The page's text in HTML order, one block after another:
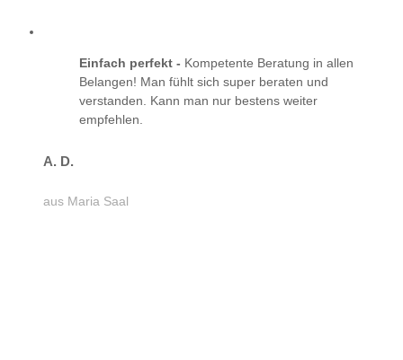
Einfach perfekt - Kompetente Beratung in allen
Belangen! Man fühlt sich super beraten und
verstanden. Kann man nur bestens weiter
empfehlen.
A. D.
aus Maria Saal